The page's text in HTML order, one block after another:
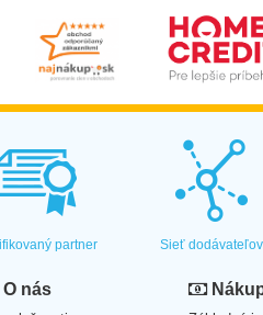
partner Sieť dodávateľov
O nás